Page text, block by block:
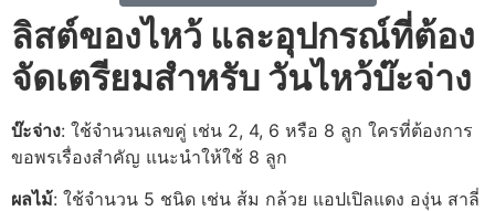
ลิสต์ของไหว้ และอุปกรณ์ที่ต้อง
จัดเตรียมสำหรับ วันไหว้บ๊ะจ่าง
บ๊ะจ่าง: ใช้จำนวนเลขคู่ เช่น 2, 4, 6 หรือ 8 ลูก ใครที่ต้องการ
ขอพรเรื่องสำคัญ แนะนำให้ใช้ 8 ลูก
ผลไม้: ใช้จำนวน 5 ชนิด เช่น ส้ม กล้วย แอปเปิลแดง องุ่น สาลี่